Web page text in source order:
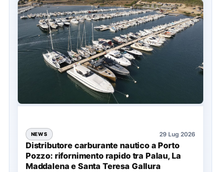
NEWS 29 Lug 2026
Distributore carburante nautico a Porto
Pozzo: rifornimento rapido tra Palau, La
Maddalena e Santa Teresa Gallura